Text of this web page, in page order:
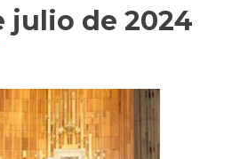
julio de 2024